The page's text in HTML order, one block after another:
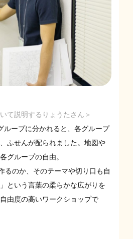
て説明するりょうたさん＞
ループに分かれると、各グループ
ふせんが配られました。地図や
グループの自由。
るのか、そのテーマや切り口も自
という言葉の柔らかな広がりを
由度の高いワークショップで